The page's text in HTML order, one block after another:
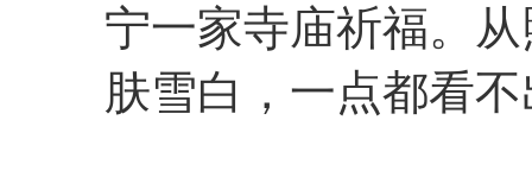
宁一家寺庙祈福。
肤雪白，一点都看